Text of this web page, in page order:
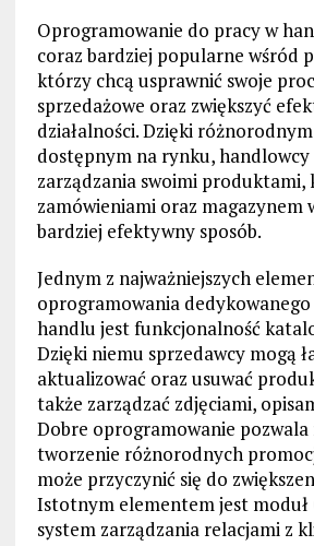
Oprogramowanie do pracy w
coraz bardziej popularne wśród
którzy chcą usprawnić swoje
sprzedażowe oraz zwiększyć
działalności. Dzięki
dostępnym na rynku, handlowcy
zarządzania swoimi produktami,
zamówieniami oraz magazynem
bardziej efektywny sposób.
Jednym z najważniejszych
oprogramowania
handlu jest funkcjonalność
Dzięki niemu sprzedawcy mogą
aktualizować oraz usuwać
także zarządzać zdjęciami,
Dobre oprogramowanie pozwala
tworzenie różnorodnych
może przyczynić się do
Istotnym elementem jest moduł
system zarządzania relacjami z